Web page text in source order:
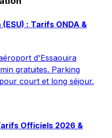
: Tarifs ONDA &
d'Essaouira
gratuites. Parking
court et long séjour.
Officiels 2026 &